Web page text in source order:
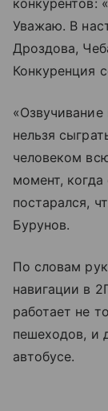
Уважаю. В
Дроздова,
Конкуренция
нельзя
человеком
момент,
постарался,
Бурунов.
По словам
навигации в
работает не
пешеходов, и
автобусе.